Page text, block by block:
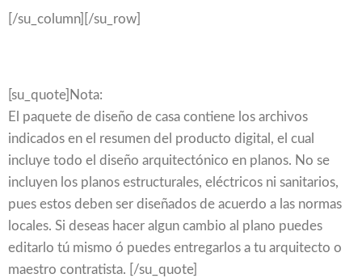
[/su_column][/su_row]
[su_quote]Nota:
El paquete de diseño de casa contiene los archivos
indicados en el resumen del producto digital, el cual
incluye todo el diseño arquitectónico en planos. No se
incluyen los planos estructurales, eléctricos ni sanitarios,
pues estos deben ser diseñados de acuerdo a las normas
locales. Si deseas hacer algun cambio al plano puedes
editarlo tú mismo ó puedes entregarlos a tu arquitecto o
maestro contratista. [/su_quote]